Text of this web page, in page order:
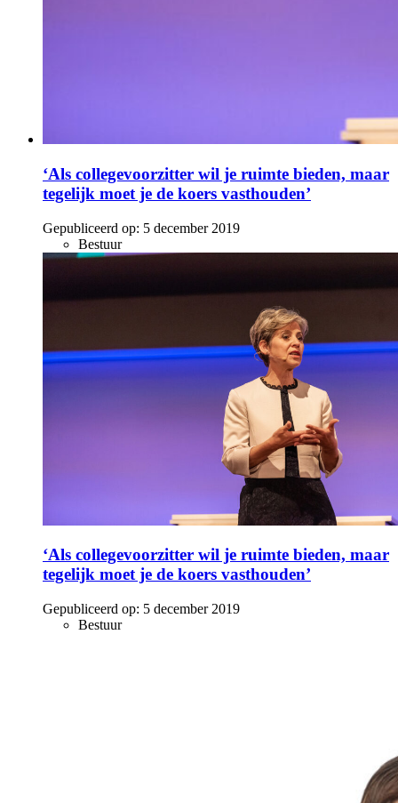
‘Als collegevoorzitter wil je ruimte bieden, maar
tegelijk moet je de koers vasthouden’
Gepubliceerd op: 5 december 2019
Bestuur
‘Als collegevoorzitter wil je ruimte bieden, maar
tegelijk moet je de koers vasthouden’
Gepubliceerd op: 5 december 2019
Bestuur